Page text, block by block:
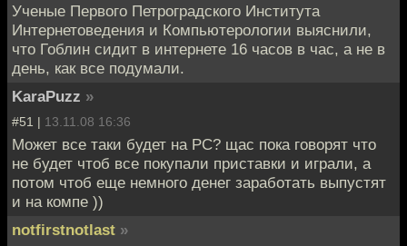
Ученые Первого Петроградского Института
Интернетоведения и Компьютерологии выяснили,
что Гоблин сидит в интернете 16 часов в час, а не в
день, как все подумали.
KaraPuzz »
#51 | 13.11.08 16:36
Может все таки будет на PC? щас пока говорят что
не будет чтоб все покупали приставки и играли, а
потом чтоб еще немного денег заработать выпустят
и на компе ))
notfirstnotlast »